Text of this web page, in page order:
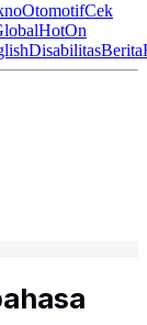
OtomotifCek
HotOn
DisabilitasBerita